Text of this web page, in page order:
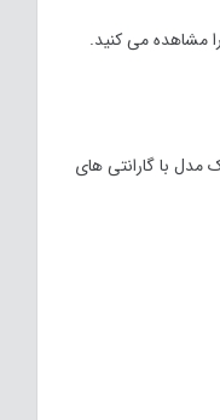
را مشاهده می کنید.
با گارانتی های